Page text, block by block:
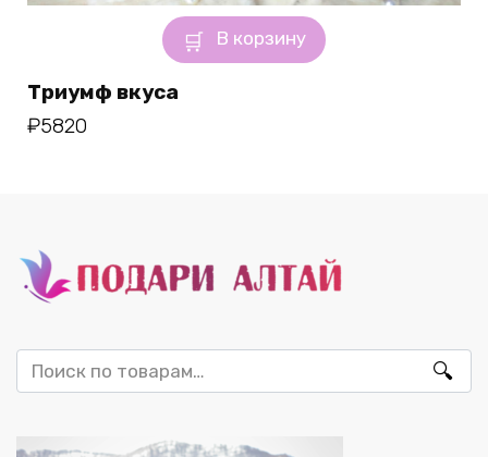
В корзину
Триумф вкуса
₽5820
Искать: